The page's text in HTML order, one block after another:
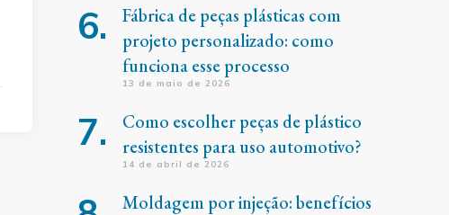
Fábrica de peças plásticas com
projeto personalizado: como
funciona esse processo
13 de maio de 2026
Como escolher peças de plástico
resistentes para uso automotivo?
14 de abril de 2026
Moldagem por injeção: benefícios